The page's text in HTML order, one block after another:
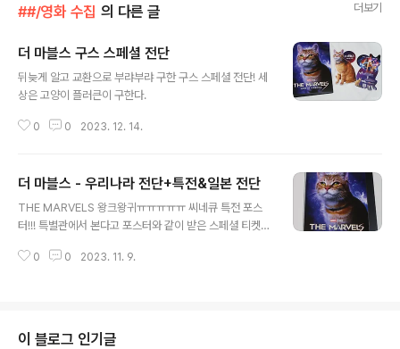
##/영화 수집 의 다른 글 더보기
더 마블스 구스 스페셜 전단
뒤늦게 알고 교환으로 부랴부랴 구한 구스 스페셜 전단! 세
상은 고양이 플러큰이 구한다.
0 0 2023. 12. 14.
더 마블스 - 우리나라 전단+특전&일본 전단
THE MARVELS 왕크왕귀ㅠㅠㅠㅠㅠ 씨네큐 특전 포스
터!!! 특별관에서 본다고 포스터와 같이 받은 스페셜 티켓 &
워서 ㅋㅋ 메박에서 포티도 뽑았다. 오티는 앞면이 ㄹㅇ 조
0 0 2023. 11. 9.
이 블로그 인기글